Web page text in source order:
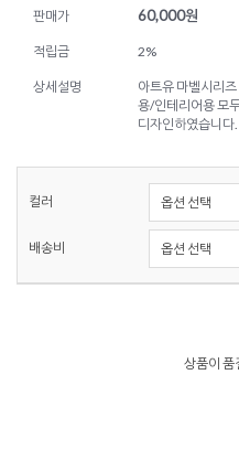
판매가 60,000원
적립금 2%
상세설명
아트유 마벨시리
용/인테리어용 모
디자인하였습니다.
컬러
배송비
상품이 품